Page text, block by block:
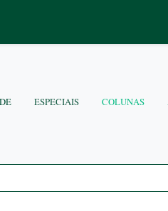
ESPECIAIS COLUNAS